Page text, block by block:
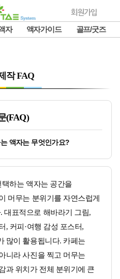
회원가입
자 액자가이드 골프/굿즈
작 FAQ
(FAQ)
액자는 무엇인가요?
하는 액자는 공간을
머무는 분위기를 자연스럽게
대표적으로 해바라기 그림,
, 커피·여행 감성 포스터,
많이 활용됩니다. 카페는
니라 사진을 찍고 머무는
과 위치가 전체 분위기에 큰